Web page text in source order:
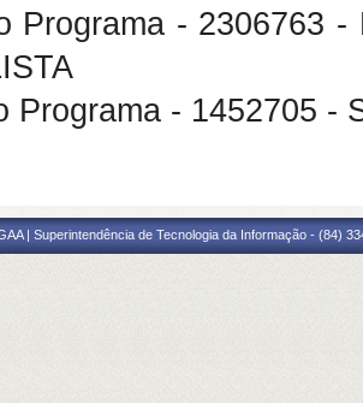
Programa - 2306763
Programa - 1452705 -
| Superintendência de Tecnologia da Informação - (84)